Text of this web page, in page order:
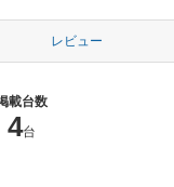
レビュー
載台数
4台